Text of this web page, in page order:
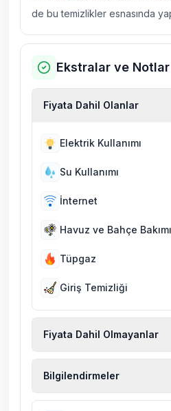
de bu temizlikler esnasında
Ekstralar ve Notlar
Fiyata Dahil Olanlar
Elektrik Kullanımı
Su Kullanımı
İnternet
Havuz ve Bahçe Bakımı
Tüpgaz
Giriş Temizliği
Fiyata Dahil Olmayanlar
sigortaları fiyatlara
Bilgilendirmeler